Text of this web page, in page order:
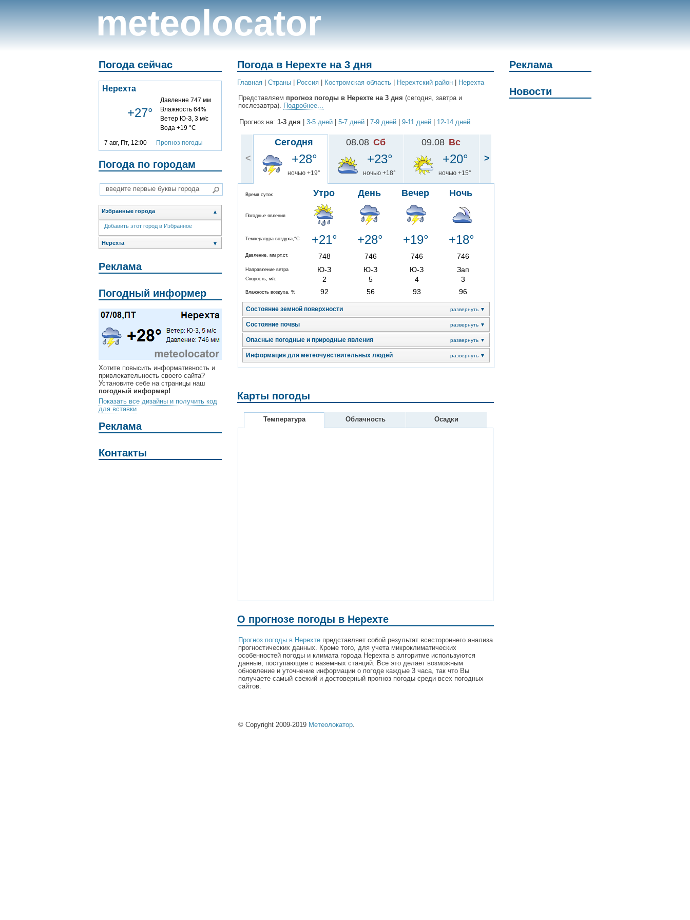
meteolocator
Погода сейчас
Нерехта
+27°
Давление 747 мм
Влажность 64%
Ветер Ю-З, 3 м/с
Вода +19 °C
7 авг, Пт, 12:00 Прогноз погоды
Погода по городам
Избранные города ▲
Добавить этот город в Избранное
Нерехта ▼
Реклама
Погодный информер
Хотите повысить информативность и
привлекательность своего сайта?
Установите себе на страницы наш
погодный информер!
Показать все дизайны и получить код
для вставки
Реклама
Контакты
Погода в Нерехте на 3 дня
Главная Cтраны Россия Костромская область Нерехтский район
Нерехта
Представляем прогноз погоды в Нерехте на 3 дня (сегодня, завтра и
послезавтра). Подробнее...
Прогноз на: 1-3 дня 3-5 дней 5-7 дней 7-9 дней 9-11 дней 12-14 дней
<
Сегодня
+28°
ночью +19°
Время суток Утро День Вечер Ночь
Погодные явления
Температура воздуха,°C +21° +28° +19° +18°
Давление, мм рт.ст. 748 746 746 746
Направление ветра Ю-З Ю-З Ю-З Зап
Скорость, м/с 2 5 4 3
Влажность воздуха, % 92 56 93 96
Состояние земной поверхности развернуть ▼
Состояние почвы развернуть ▼
Опасные погодные и природные явления развернуть ▼
Информация для метеочувствительных людей развернуть ▼
08.08 Сб
+23°
ночью +18°
09.08 Вс
+20°
ночью +15°
>
Карты погоды
Температура Облачность Осадки
О прогнозе погоды в Нерехте
Прогноз погоды в Нерехте представляет собой результат всестороннего анализа
прогностических данных. Кроме того, для учета микроклиматических
особенностей погоды и климата города Нерехта в алгоритме используются
данные, поступающие с наземных станций. Все это делает возможным
обновление и уточнение информации о погоде каждые 3 часа, так что Вы
получаете самый свежий и достоверный прогноз погоды среди всех погодных
сайтов.
© Copyright 2009-2019 Метеолокатор
Реклама
Новости